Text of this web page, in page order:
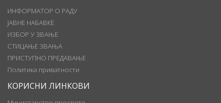
ИНФОРМАТОР О РАДУ
ЈАВНЕ НАБАВКЕ
ИЗБОР У ЗВАЊЕ
СТИЦАЊЕ ЗВАЊА
ПРИСТУПНО ПРЕДАВАЊЕ
Политика приватности
КОРИСНИ ЛИНКОВИ